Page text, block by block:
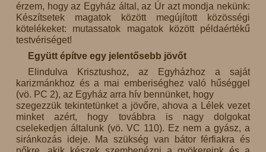
érzem, hogy az Egyház által, az Úr azt mondja nekünk:
Készítsetek magatok között megújított közösségi
kötelékeket: mutassatok magatok között példaértékű
testvériséget!
Együtt építve egy jelentősebb jövőt
Elindulva Krisztushoz, az Egyházhoz a saját
karizmánkhoz és a mai emberiséghez való hűséggel
(vö. PC 2), az Egyház arra hív bennünket, hogy
szegezzük tekintetünket a jövőre, ahova a Lélek vezet
minket azért, hogy továbbra is nagy dolgokat
cselekedjen általunk (vö. VC 110). Ez nem a gyász, a
siránkozás ideje. Ma szükség van bátor férfiakra és